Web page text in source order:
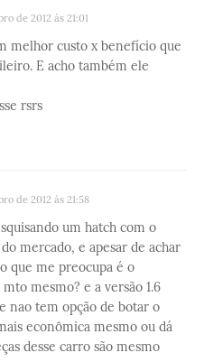
de 2012 às 21:01
melhor custo x benefício que
E acho também ele
rsrs
de 2012 às 21:58
um hatch com o
mercado, e apesar de achar
que me preocupa é o
mesmo? e a versão 1.6
nao tem opção de botar o
econômica mesmo ou dá
desse carro são mesmo